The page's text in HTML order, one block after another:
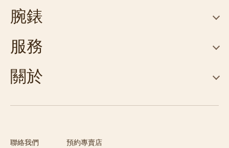
聯絡我們
預約專賣店
腕錶
服務
關於